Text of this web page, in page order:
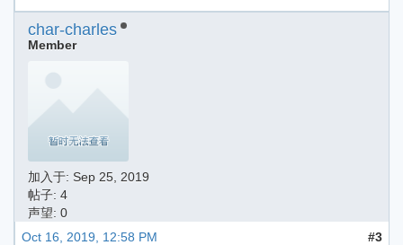
char-charles
Member
加入于: Sep 25, 2019
帖子: 4
声望: 0
Oct 16, 2019, 12:58 PM
#3